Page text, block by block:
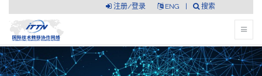
搜索
ENG
注册/登录